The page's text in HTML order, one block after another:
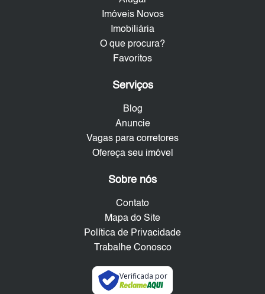
Imóveis Novos
Imobiliária
O que procura?
Favoritos
Serviços
Blog
Anuncie
Vagas para corretores
Ofereça seu imóvel
Sobre nós
Contato
Mapa do Site
Política de Privacidade
Trabalhe Conosco
Verificada por